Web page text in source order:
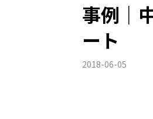
事例｜
ート
2018-06-05